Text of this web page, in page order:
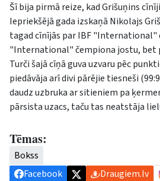
Šī bija pirmā reize, kad Grišuņins
Iepriekšējā gada izskaņā Nikolajs
tagad cīnījās par IBF "International"
"International" čempiona jostu, bet
Turči šajā cīņā guva uzvaru pēc
piedāvāja arī divi pārējie tiesneši
daudz uzbruka ar sitieniem pa
pārsista uzacs, taču tas neatstāja
Tēmas:
Bokss
Facebook
Draugiem.lv